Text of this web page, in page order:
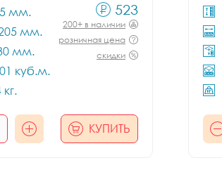
мм.
мм.
мм.
куб.м.
523
200+ в наличии
розничная цена
скидки
КУПИТЬ